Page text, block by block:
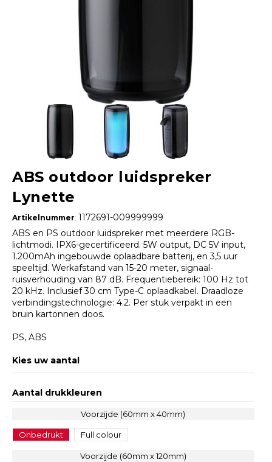
ABS outdoor luidspreker
Lynette
Artikelnummer: 1172691-009999999
ABS en PS outdoor luidspreker met meerdere RGB-
lichtmodi. IPX6-gecertificeerd. 5W output, DC 5V input,
1.200mAh ingebouwde oplaadbare batterij, en 3,5 uur
speeltijd. Werkafstand van 15-20 meter, signaal-
ruisverhouding van 87 dB. Frequentiebereik: 100 Hz tot
20 kHz. Inclusief 30 cm Type-C oplaadkabel. Draadloze
verbindingstechnologie: 4.2. Per stuk verpakt in een
bruin kartonnen doos.
PS, ABS
Kies uw aantal
Aantal drukkleuren
Voorzijde (60mm x 40mm)
Onbedrukt Full colour
Voorzijde (60mm x 120mm)